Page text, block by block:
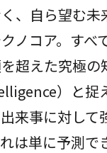
、自ら望む未
ノコア。すべ
超えた究極の
）と捉
来事に対して
は単に予測で